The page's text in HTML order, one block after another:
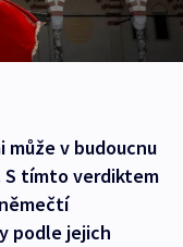
v budoucnu
S tímto verdiktem
podle jejich